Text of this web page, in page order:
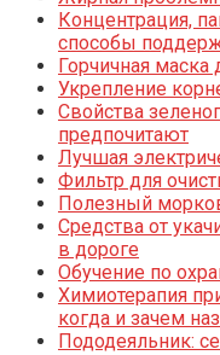
Концентрация,
способы
Горчичная
Укрепление
Свойства
предпочитают
Лучшая
Фильтр для
Полезный
Средства от
в дороге
Обучение по
Химиотерапия
когда и зачем
Пододеяльник: